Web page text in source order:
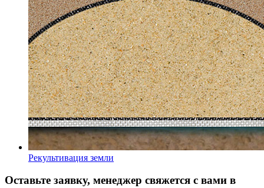
Рекультивация земли
Оставьте заявку, менеджер свяжется с вами в